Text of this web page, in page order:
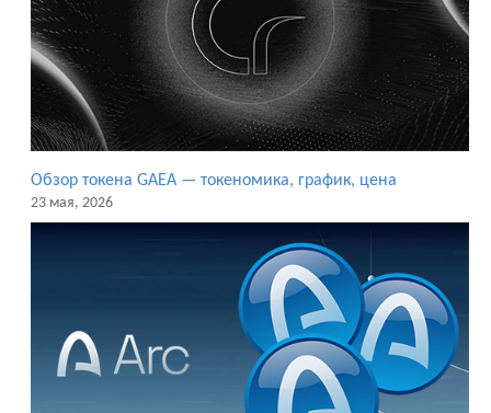
Обзор токена GAEA — токеномика, график, цена
23 мая, 2026